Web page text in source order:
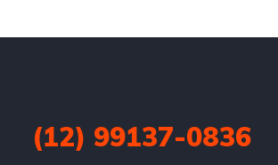
(12) 99137-0836